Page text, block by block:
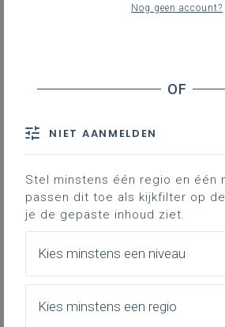
Na het invullen van een
welk thema), krijgen de
vijf minuten de tijd om nog
vragen met behulp van
informatiebronnennaar
Nadien reflecteren de
over hun aanpak.
Opzoekwerk op het
Nog geen account?
NIET AANMELDEN
Stel minstens één regio en één
passen dit toe als kijkfilter op
je de gepaste inhoud ziet.
Kies minstens een niveau
Kies minstens een regio